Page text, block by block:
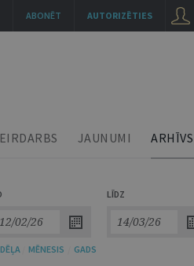
JAUNUMI ARHĪVS
LĪDZ
MĒNESIS GADS
AUTORIZĒTIES
ABONĒT